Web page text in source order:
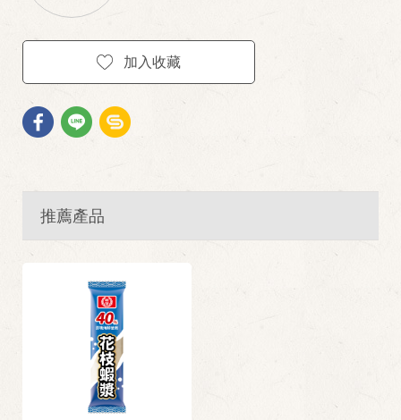
加入收藏
推薦產品